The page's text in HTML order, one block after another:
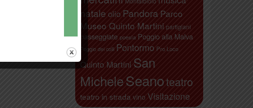
natale olio Pandora Parco
Museo Quinto Martini partigiani
passeggiate poesia Poggio alla Malva
Poggio dei colli Pontormo Pro Loco
Quinto Martini San
MicheleSeanoteatro
teatro in strada vino Visitazione